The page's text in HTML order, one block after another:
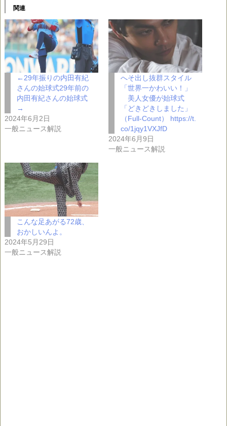
関連
←29年振りの内田有紀
さんの始球式29年前の
内田有紀さんの始球式
→
2024年6月2日
一般ニュース解説
へそ出し抜群スタイル
「世界一かわいい！」
美人女優が始球式
「どきどきしました」
（Full-Count） https://t.
co/1jqy1VXJfD
2024年6月9日
一般ニュース解説
こんな足あがる72歳、
おかしいんよ。
2024年5月29日
一般ニュース解説